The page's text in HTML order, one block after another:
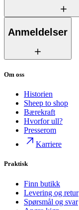
Anmeldelser
Om oss
Historien
Sheep to shop
Bærekraft
Hvorfor ull?
Presserom
Karriere
Praktisk
Finn butikk
Levering og retur
Spørsmål og svar